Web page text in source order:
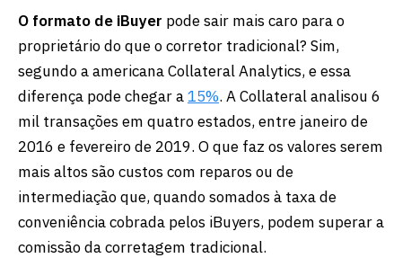
O formato de iBuyer pode sair mais caro para o
proprietário do que o corretor tradicional? Sim,
segundo a americana Collateral Analytics, e essa
diferença pode chegar a15%. A Collateral analisou 6
mil transações em quatro estados, entre janeiro de
2016 e fevereiro de 2019. O que faz os valores serem
mais altos são custos com reparos ou de
intermediação que, quando somados à taxa de
conveniência cobrada pelos iBuyers, podem superar a
comissão da corretagem tradicional.